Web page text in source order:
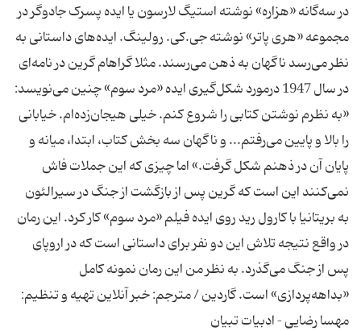
در سه‌گانه «هزاره» نوشته استیگ لارسون یا ایده پسرک جادوگر در
مجموعه «هری پاتر» نوشته جی.کی. رولینگ. ایده‌های داستانی به
نظر می‌رسد ناگهان به ذهن می‌رسند. مثلا گراهام گرین در نامه‌ای
در سال 1947 درمورد شکل‌گیری ایده «مرد سوم» چنین می‌نویسد:
«به نظرم نوشتن کتابی را شروع کنم. خیلی هیجان‌زده‌ام. خیابانی
را بالا و پایین می‌رفتم... و ناگهان سه بخش کتاب، ابتدا، میانه و
پایان آن در ذهنم شکل گرفت.» اما چیزی که این جملات فاش
نمی‌کنند این است که گرین پس از بازگشت از جنگ در سیرالئون
به بریتانیا با کارول رید روی ایده فیلم «مرد سوم» کار کرد. این رمان
در واقع نتیجه تلاش این دو نفر برای داستانی است که در اروپای
پس از جنگ می‌گذرد. به نظر من این رمان نمونه کامل
«بداهه‌پردازی» است. گاردین / مترجم: خبر آنلاین تهیه و تنظیم:
مهسا رضایی – ادبیات تبیان